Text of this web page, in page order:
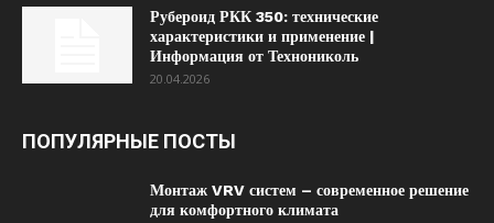
Рубероид РКК 350: технические
характеристики и применение |
Информация от Технониколь
20.04.2026
ПОПУЛЯРНЫЕ ПОСТЫ
Монтаж VRV систем – современное решение
для комфортного климата